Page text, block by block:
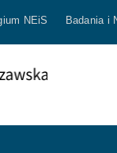
NEiS Badania i